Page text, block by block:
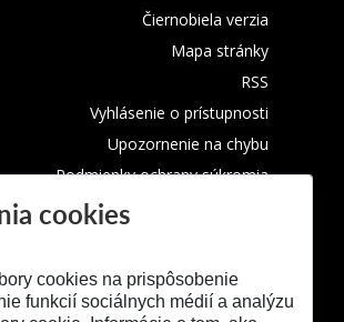
Čiernobiela verzia
Mapa stránky
RSS
Vyhlásenie o prístupnosti
Upozornenie na chybu
Podmienky ochrany súkromia
cookies
cookies na prispôsobenie
funkcií sociálnych médií a analýzu